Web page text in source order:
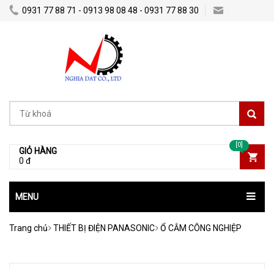
0931 77 88 71 - 0913 98 08 48 - 0931 77 88 30
GIỎ HÀNG
0 đ
[0]
MENU
Trang chủ THIẾT BỊ ĐIỆN PANASONIC Ổ CẮM CÔNG NGHIỆP